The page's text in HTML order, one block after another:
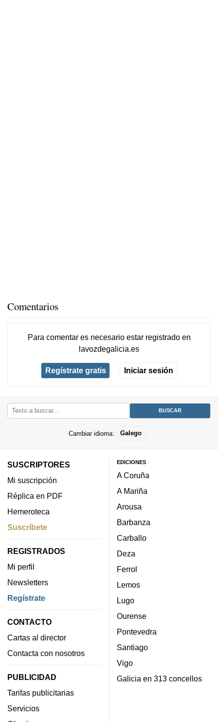
Comentarios
Para comentar es necesario estar registradoen
lavozdegalicia.es
Regístrate gratis Iniciar sesión
Cambiar idioma: Galego
SUSCRIPTORES
Mi suscripción
Réplica en PDF
Hemeroteca
Suscríbete
REGISTRADOS
Mi perfil
Newsletters
Regístrate
CONTACTO
Cartas al director
Contacta con nosotros
PUBLICIDAD
Tarifas publicitarias
Servicios
EDICIONES
A Coruña
A Mariña
Arousa
Barbanza
Carballo
Deza
Ferrol
Lemos
Lugo
Ourense
Pontevedra
Santiago
Vigo
Galicia en 313 concellos